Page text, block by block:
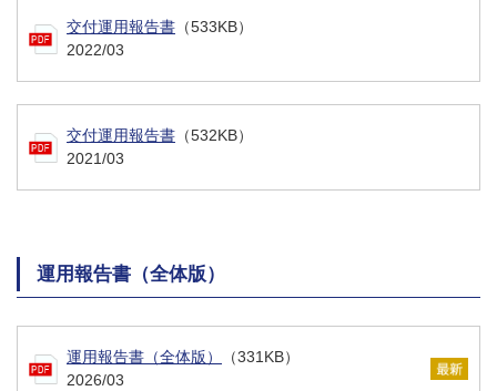
交付運用報告書 （533KB）
2022/03
交付運用報告書 （532KB）
2021/03
運用報告書（全体版）
運用報告書（全体版）
（331KB）
2026/03